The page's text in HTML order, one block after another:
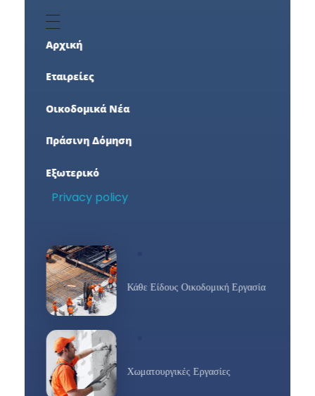
Αρχική
Εταιρείες
Οικοδομικά Νέα
Πράσινη Δόμηση
Εξωτερικό
Privacy policy
Κάθε Είδους Οικοδομική Εργασία
Χωματουργικές Εργασίες